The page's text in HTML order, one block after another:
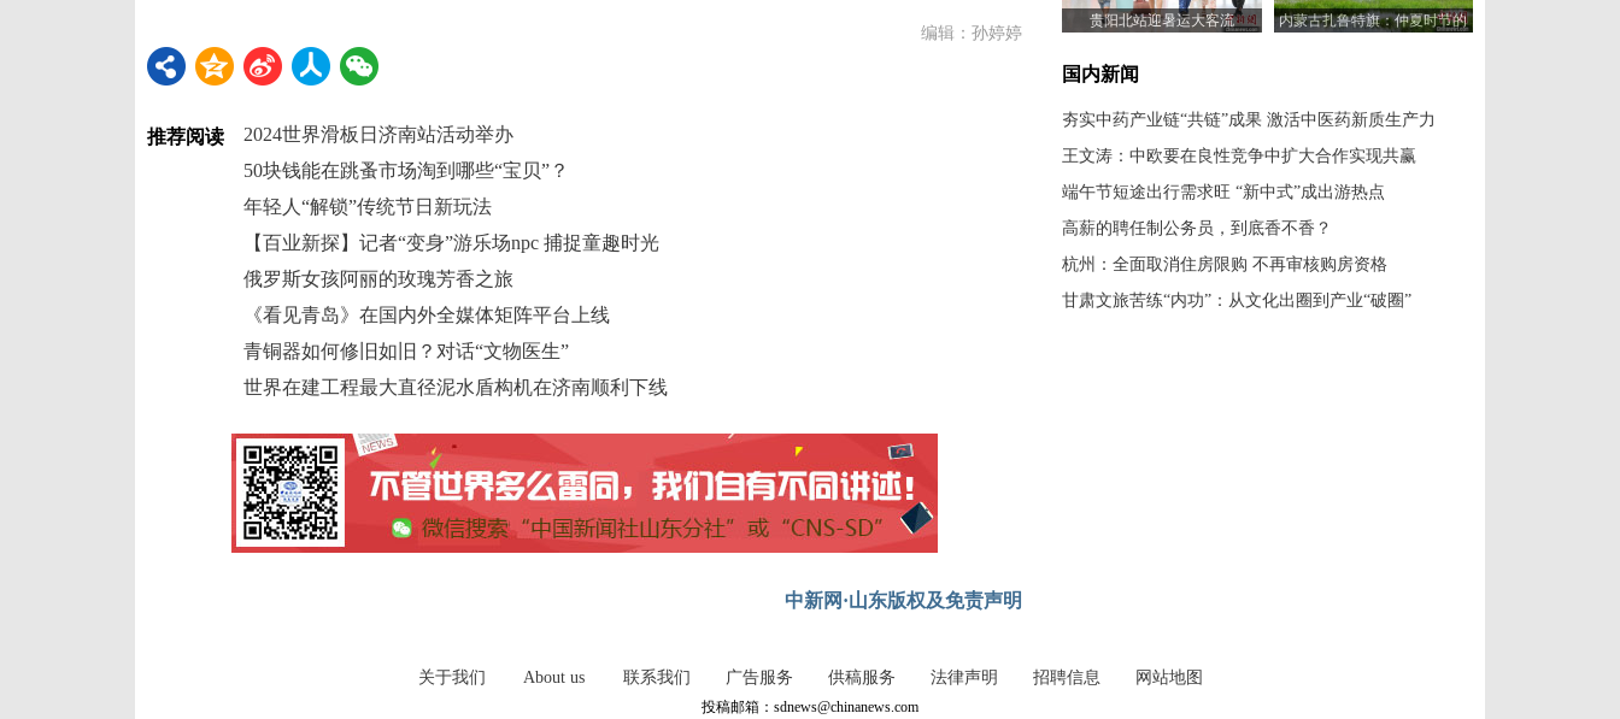
编辑：孙婷婷
推荐阅读
2024世界滑板日济南站活动举办
50块钱能在跳蚤市场淘到哪些“宝贝”？
年轻人“解锁”传统节日新玩法
【百业新探】记者“变身”游乐场npc 捕捉童趣时光
俄罗斯女孩阿丽的玫瑰芳香之旅
《看见青岛》在国内外全媒体矩阵平台上线
青铜器如何修旧如旧？对话“文物医生”
世界在建工程最大直径泥水盾构机在济南顺利下线
中新网·山东版权及免责声明
贵阳北站迎暑运大客流
内蒙古扎鲁特旗：仲夏时节的
国内新闻
夯实中药产业链“共链”成果 激活中医药新质生产力
王文涛：中欧要在良性竞争中扩大合作实现共赢
端午节短途出行需求旺 “新中式”成出游热点
高薪的聘任制公务员，到底香不香？
杭州：全面取消住房限购 不再审核购房资格
甘肃文旅苦练“内功”：从文化出圈到产业“破圈”
关于我们 About us 联系我们 广告服务 供稿服务 法律声明 招聘信息 网站地图
投稿邮箱：sdnews@chinanews.com